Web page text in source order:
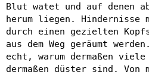
Blut watet und auf denen
herum liegen. Hindernisse
durch einen gezielten
aus dem Weg geräumt
echt, warum dermaßen
dermaßen düster sind. Von